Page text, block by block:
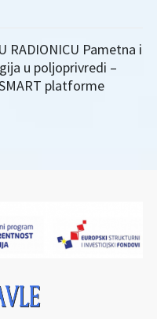
RADIONICU Pametna i
u poljoprivredi –
platforme